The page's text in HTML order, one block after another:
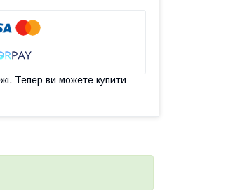
Тепер ви можете купити